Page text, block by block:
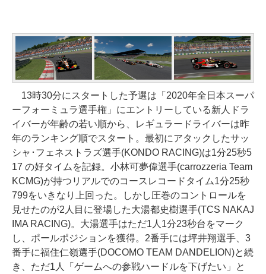
13時30分にスタートした予選は「2020年全日本スーパ
ーフォーミュラ選手権」にエントリーしている新人ドラ
イバーが年齢の若い順から、レギュラードライバーは昨
年のランキング順でスタート。最初にアタックしたサッ
シャ･フェネストラズ選手(KONDO RACING)は1分25秒5
17 の好タイムを記録。小林可夢偉選手(carrozzeria Team
KCMG)が持つリアルでのコースレコードタイム1分25秒
799をいきなり上回った。しかし圧巻のコントロールを
見せたのが2人目に登場した大湯都史樹選手(TCS NAKAJ
IMA RACING)。大湯選手はただ1人1分23秒台をマーク
し、ポールポジションを獲得。2番手には坪井翔選手、3
番手に福住仁嶺選手(DOCOMO TEAM DANDELION)と続
き、ただ1人「ゲームへの参戦ハードルを下げたい」と